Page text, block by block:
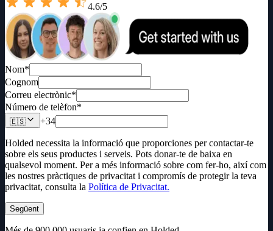
4.6/5
Nom*
Cognom
Correu electrònic*
Número de telèfon*
🇪🇸 +34
Holded necessita la informació que proporciones per contactar-te
sobre els seus productes i serveis. Pots donar-te de baixa en
qualsevol moment. Per a més informació sobre com fer-ho, així com
les nostres pràctiques de privacitat i compromís de protegir la teva
privacitat, consulta la Política de Privacitat.
Següent